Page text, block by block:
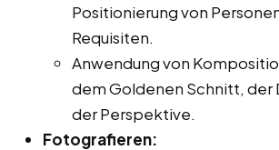
Positionierung von
Requisiten.
Anwendung von
dem Goldenen Schnitt, der
der Perspektive.
Fotografieren: